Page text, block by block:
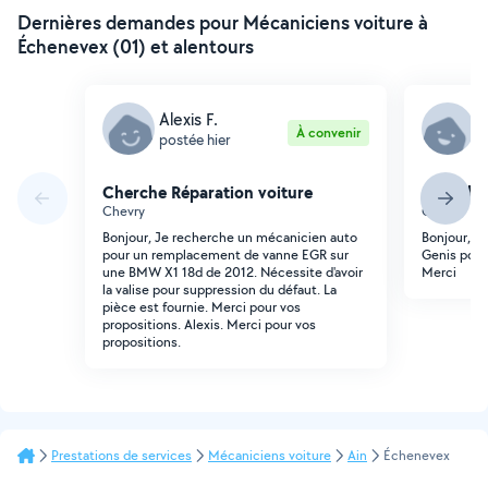
Dernières demandes pour Mécaniciens voiture à
Échenevex (01) et alentours
Alexis F.
postée hier À convenir
Cherche Réparation voiture
Chevry
Bonjour, Je recherche un mécanicien auto
pour un remplacement de vanne EGR sur
une BMW X1 18d de 2012. Nécessite d'avoir
la valise pour suppression du défaut. La
pièce est fournie. Merci pour vos
propositions. Alexis. Merci pour vos
propositions.
Chevry
Bonjour,
Genis
Merci
Prestations de services Mécaniciens voiture Ain Échenevex